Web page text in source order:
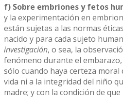
f) Sobre embriones y fetos
y la experimentación en
están sujetas a las normas
nacido y para cada sujeto
investigación, o sea, la
fenómeno durante el
sólo cuando haya certeza moral
vida ni a la integridad del niño
madre; y con la condición de